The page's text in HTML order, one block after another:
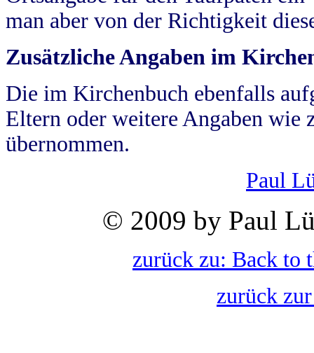
man aber von der Richtigkeit
Zusätzliche Angaben im
Die im Kirchenbuch ebenfalls
Eltern oder weitere Angaben wie
übernommen.
Paul
© 2009 by Paul
zurück zu: Back to
zurück